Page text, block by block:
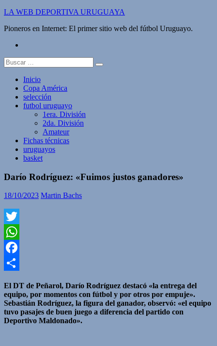
Saltar
contenido
LA WEB DEPORTIVA URUGUAYA
Pioneros en Internet: El primer sitio web del fútbol Uruguayo.
Buscar:
Inicio
Copa América
selección
futbol uruguayo
1era. División
2da. División
Amateur
Fichas técnicas
uruguayos
basket
Darío Rodríguez: «Fuimos justos ganadores»
18/10/2023 Martin Bachs
Twitter
WhatsApp
Facebook
El DT de Peñarol, Darío Rodríguez destacó «la entrega del
equipo, por momentos con fútbol y por otros por empuje».
Sebastián Rodríguez, la figura del ganador, observó: «el equipo
tuvo pasajes de buen juego a diferencia del partido con
Deportivo Maldonado».